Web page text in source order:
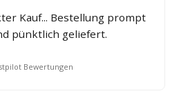
Kauf... Bestellung prompt
pünktlich geliefert.
Bewertungen